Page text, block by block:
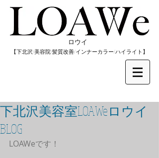
​ロウイ
​【下北沢/美容院/髪質改善/インナーカラー/​ハイライト】
下北沢美容室LOAWeロウイ
BLOG
LOAWeです！